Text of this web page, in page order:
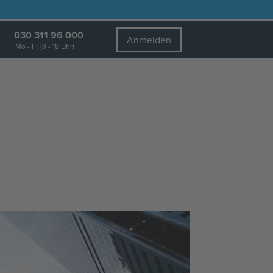
030 311 96 000
Mo - Fr (9 - 18 Uhr) Anmelden